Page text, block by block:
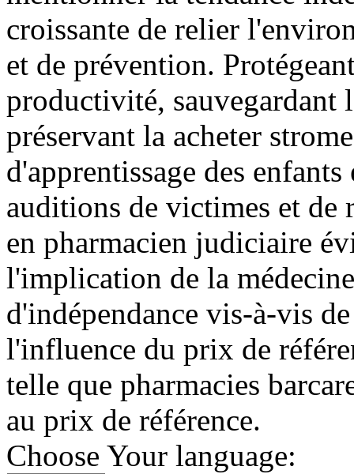
croissante de relier
et de prévention.
productivité, sauvegardant
préservant la acheter
d'apprentissage des
auditions de victimes et de
en pharmacien judiciaire
l'implication de la
d'indépendance vis-à-vis
l'influence du prix de
telle que pharmacies
au prix de référence.
Choose Your language: